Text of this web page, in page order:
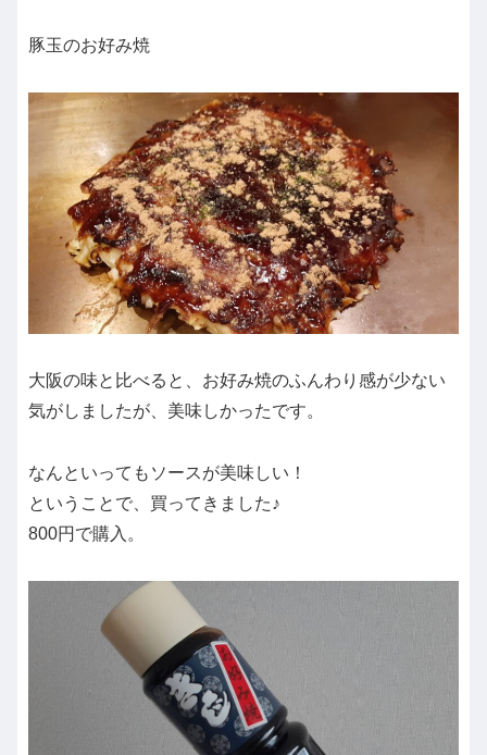
豚玉のお好み焼
大阪の味と比べると、お好み焼のふんわり感が少ない
気がしましたが、美味しかったです。
なんといってもソースが美味しい！
ということで、買ってきました♪
800円で購入。